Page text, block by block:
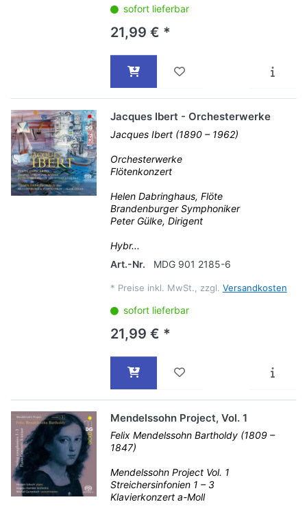
sofort lieferbar
21,99 € *
Jacques Ibert - Orchesterwerke
Jacques Ibert (1890 – 1962)
Orchesterwerke
Flötenkonzert
Helen Dabringhaus, Flöte
Brandenburger Symphoniker
Peter Gülke, Dirigent
Hybr...
Art.-Nr.
MDG 901 2185-6
* Preise inkl. MwSt., zzgl. Versandkosten
sofort lieferbar
21,99 € *
Mendelssohn Project, Vol. 1
Felix Mendelssohn Bartholdy (1809 –
1847)
Mendelssohn Project Vol. 1
Streichersinfonien 1 – 3
Klavierkonzert a-Moll